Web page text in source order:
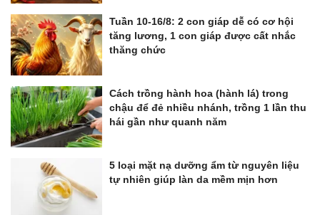
Tuần 10-16/8: 2 con giáp dễ có cơ hội
tăng lương, 1 con giáp được cất nhắc
thăng chức
Cách trồng hành hoa (hành lá) trong
chậu để đẻ nhiều nhánh, trồng 1 lần thu
hái gần như quanh năm
5 loại mặt nạ dưỡng ẩm từ nguyên liệu
tự nhiên giúp làn da mềm mịn hơn